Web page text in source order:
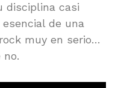
disciplina casi
de una
muy en serio…
no.